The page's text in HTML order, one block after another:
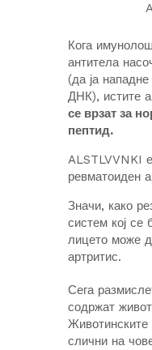
Кога
антитела
(да ја
ДНК), истите
се врзат за
пептид.
ALSTLVVNKI
ревматоиден
Значи, како
систем кој се
лицето може
артритис.
Сега
содржат
Животинските
слични на